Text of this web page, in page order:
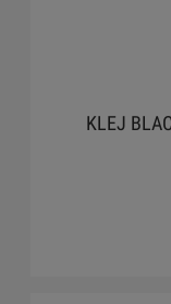
KLEJ